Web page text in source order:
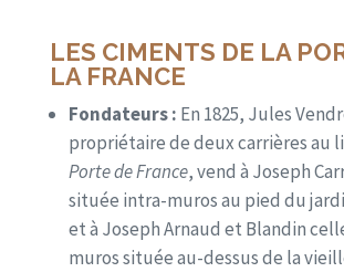
LES CIMENTS DE LA
LA FRANCE
Fondateurs : En 1825, Jules
propriétaire de deux carrières au
Porte de France, vend à Joseph
située intra-muros au pied du
et à Joseph Arnaud et Blandin
muros située au-dessus de la